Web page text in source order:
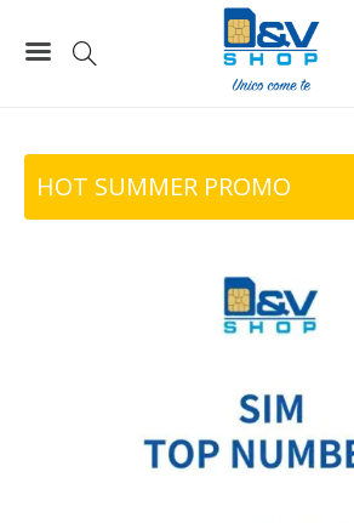
SIM Vodafone Top Number 3401X00001
HOT SUMMER PROMO